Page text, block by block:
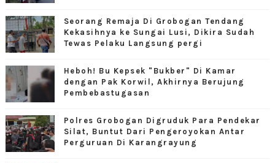
Seorang Remaja Di Grobogan Tendang
Kekasihnya ke Sungai Lusi, Dikira Sudah
Tewas Pelaku Langsung pergi
Heboh! Bu Kepsek "Bukber" Di Kamar
dengan Pak Korwil, Akhirnya Berujung
Pembebastugasan
Polres Grobogan Digruduk Para Pendekar
Silat, Buntut Dari Pengeroyokan Antar
Perguruan Di Karangrayung